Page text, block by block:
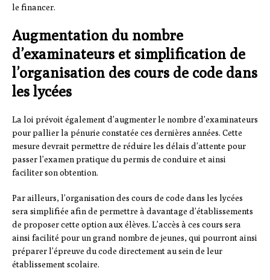
le financer.
Augmentation du nombre
d’examinateurs et simplification de
l’organisation des cours de code dans
les lycées
La loi prévoit également d’augmenter le nombre d’examinateurs
pour pallier la pénurie constatée ces dernières années. Cette
mesure devrait permettre de réduire les délais d’attente pour
passer l’examen pratique du permis de conduire et ainsi
faciliter son obtention.
Par ailleurs, l’organisation des cours de code dans les lycées
sera simplifiée afin de permettre à davantage d’établissements
de proposer cette option aux élèves. L’accès à ces cours sera
ainsi facilité pour un grand nombre de jeunes, qui pourront ainsi
préparer l’épreuve du code directement au sein de leur
établissement scolaire.